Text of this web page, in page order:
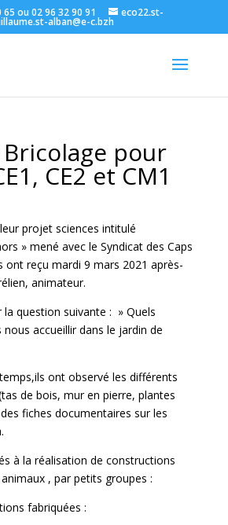
65 ou 02 96 32 90 91 eco22.st-
alban@e-c.bzh
Bricolage pour
CE2 et CM1
projet sciences intitulé
» mené avec le Syndicat des Caps
ont reçu mardi 9 mars 2021 après-
animateur.
la question suivante : » Quels
accueillir dans le jardin de
ont observé les différents
de bois, mur en pierre, plantes
fiches documentaires sur les
à la réalisation de constructions
, par petits groupes :
fabriquées :